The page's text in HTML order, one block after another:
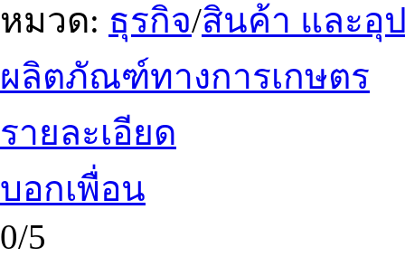
หมวด: ธุรกิจ/สินค้า และอุ
ผลิตภัณฑ์ทางการเกษตร
รายละเอียด
บอกเพื่อน
0/5